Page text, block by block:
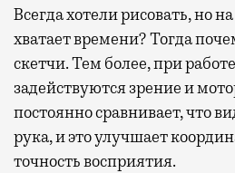
Всегда хотели рисовать, но
хватает времени? Тогда
скетчи. Тем более, при
задействуются зрение и
постоянно сравнивает, что
рука, и это улучшает
точность восприятия.